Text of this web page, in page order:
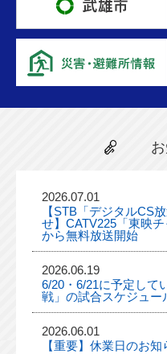
2026.07.01
【STB「デジタルCS
せ】CATV225「東映
から無料放送開始
2026.06.19
6/20・6/21に予定して
戦」の試合スケジュー
2026.06.01
【重要】休業日のお知